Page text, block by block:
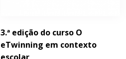
3.ª edição do curso O
eTwinning em contexto